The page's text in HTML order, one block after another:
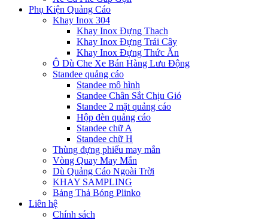
Phụ Kiện Quảng Cáo
Khay Inox 304
Khay Inox Đựng Thạch
Khay Inox Đựng Trái Cây
Khay Inox Đựng Thức Ăn
Ô Dù Che Xe Bán Hàng Lưu Động
Standee quảng cáo
Standee mô hình
Standee Chân Sắt Chịu Gió
Standee 2 mặt quảng cáo
Hộp đèn quảng cáo
Standee chữ A
Standee chữ H
Thùng đựng phiếu may mắn
Vòng Quay May Mắn
Dù Quảng Cáo Ngoài Trời
KHAY SAMPLING
Bảng Thả Bóng Plinko
Liên hệ
Chính sách